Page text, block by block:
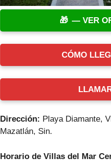
— VER
CÓMO
Dirección: Playa Diamante,
Mazatlán, Sin.
Horario de Villas del Mar